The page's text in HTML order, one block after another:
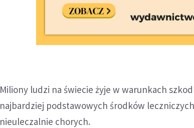
Miliony ludzi na świecie żyje w warunkach
najbardziej podstawowych środków
nieuleczalnie chorych.